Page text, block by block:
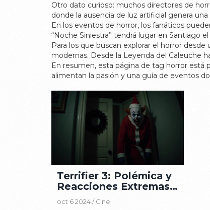
Otro dato curioso: muchos directores de
donde la ausencia de luz artificial genera
En los eventos de horror, los fanáticos
“Noche Siniestra” tendrá lugar en Santiago
Para los que buscan explorar el horror
modernas. Desde la Leyenda del Caleuche
En resumen, esta página de tag horror está
alimentan la pasión y una guía de eventos
Terrifier 3: Polémica y
Reacciones Extremas
de los Espectadores
oct 6 2024 / Cine